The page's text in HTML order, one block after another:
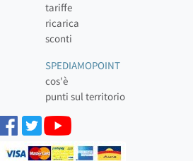
tariffe
ricarica
sconti
SPEDIAMOPOINT
cos'è
punti sul territorio